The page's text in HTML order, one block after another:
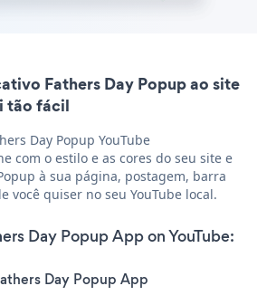
Fathers Day Popup ao site
tão fácil
Day Popup YouTube
com o estilo e as cores do seu site e
à sua página, postagem, barra
você quiser no seu YouTube local.
Day Popup App on YouTube:
Day Popup App